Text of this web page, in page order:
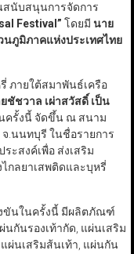
สนับสนุนการจัดการ
Festival” โดยมี นาย
ภูมิภาคแห่งประเทศไทย
ภายใต้สมาพันธ์เครือ
ชัชวาล เผ่าสวัสดิ์ เป็น
ครั้งนี้ จัดขึ้น ณ สนาม
.นนทบุรี ในชื่อรายการ
ะสงค์เพื่อ ส่งเสริม
กลยาเสพติดและบุหรี่
งขันในครั้งนี้ มีผลิตภัณฑ์
กันรองเท้ากัด, แผ่นเสริม
ผ่นเสริมส้นเท้า, แผ่นกัน